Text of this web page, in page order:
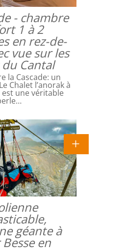
- chambre
1 à 2
en rez-de-
vue sur les
Cantal
la Cascade: un
Chalet l’anorak à
est une véritable
géante à
en